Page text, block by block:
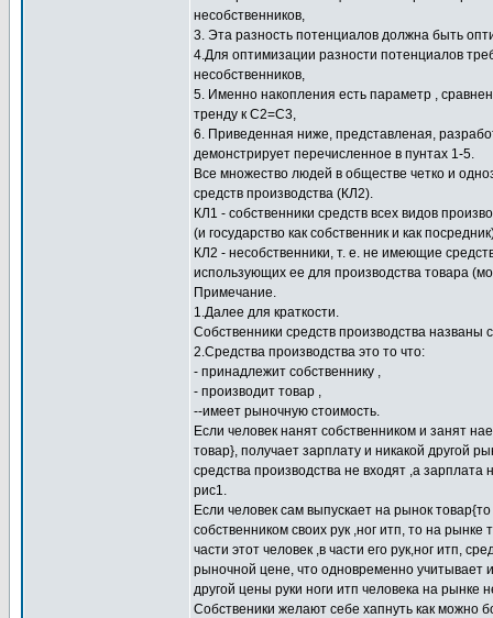
несобственников,
3. Эта разность потенциалов должна быть
4.Для оптимизации разности потенциалов
несобственников,
5. Именно накопления есть параметр ,
тренду к С2=С3,
6. Приведенная ниже, представленая,
демонстрирует перечисленное в пунтах 1-5.
Все множество людей в обществе четко и
средств производства (КЛ2).
КЛ1 - собственники средств всех видов
(и государство как собственник и как
КЛ2 - несобственники, т. е. не имеющие
использующих ее для производства товара
Примечание.
1.Далее для краткости.
Собственники средств производства названы
2.Средства производства это то что:
- принадлежит собственнику ,
- производит товар ,
--имеет рыночную стоимость.
Если человек нанят собственником и занят
товар}, получает зарплату и никакой другой
средства производства не входят ,а
рис1.
Если человек сам выпускает на рынок
собственником своих рук ,ног итп, то на
части этот человек ,в части его рук,ног итп,
рыночной цене, что одновременно учитывает
другой цены руки ноги итп человека на рынке
Собственики желают себе хапнуть как можно